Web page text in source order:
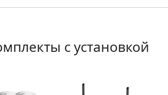
с установкой